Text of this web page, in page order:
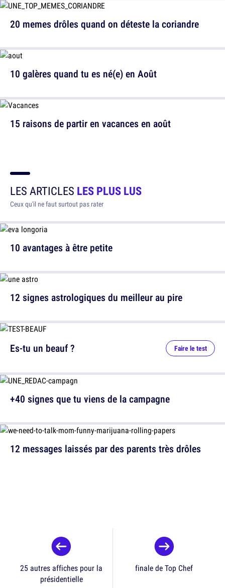
10 galères quand tu es né(e) en Août
20 memes drôles quand on déteste la coriandre
15 raisons de partir en vacances en août
LES ARTICLES LES PLUS LUS
Ceux qu'il ne faut surtout pas rater
10 avantages à être petite
12 signes astrologiques du meilleur au pire
12 messages laissés par des parents très drôles
Es-tu un beauf ? Faire le test
+40 signes que tu viens de la campagne
25 autres affiches pour la
présidentielle
finale de Top Chef